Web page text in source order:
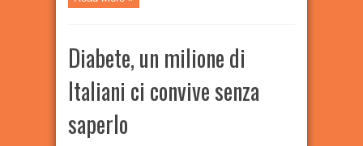
Diabete, un milione di
Italiani ci convive senza
saperlo